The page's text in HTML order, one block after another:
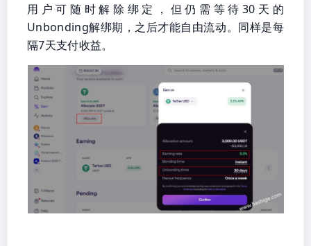
用户可随时解除绑定，但仍需等待30天的
Unbonding解绑期，之后才能自由流动。同样是每
隔7天支付收益。